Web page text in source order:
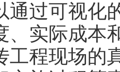
通过可视化
、实际成本
工程现场的